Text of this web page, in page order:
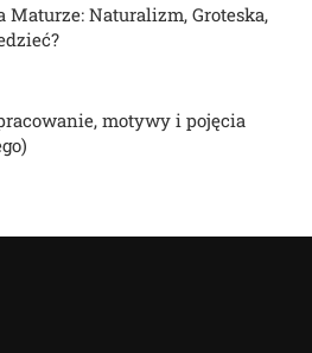
Naturalizm, Groteska,
motywy i pojęcia